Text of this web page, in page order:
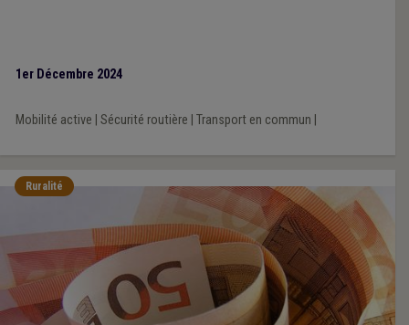
1er Décembre 2024
Mobilité active Sécurité routière Transport en commun
Ruralité